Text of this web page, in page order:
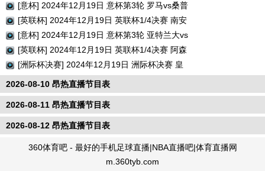
亚雷亚尔vs巴列卡诺 全场录像回放
[意杯] 2024年12月19日 意杯第3轮 罗马vs桑普
多利亚 全场录像回放
[英联杯] 2024年12月19日 英联杯1/4决赛 南安
普顿vs利物浦 全场录像回放
[意杯] 2024年12月19日 意杯第3轮 亚特兰大vs
切塞纳 全场录像回放
[英联杯] 2024年12月19日 英联杯1/4决赛 阿森
纳vs水晶宫 全场录像回放
[洲际杯决赛] 2024年12月19日 洲际杯决赛 皇
家马德里vs帕丘卡 全场录像回放
2026-08-10 昂热直播节目表
2026-08-11 昂热直播节目表
2026-08-12 昂热直播节目表
360体育吧 - 最好的手机足球直播|NBA直播吧|体育直播网
m.360tyb.com